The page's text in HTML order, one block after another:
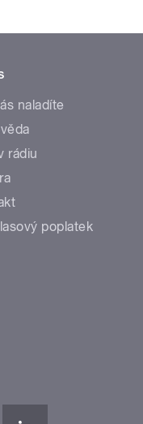
naladíte
rádiu
poplatek